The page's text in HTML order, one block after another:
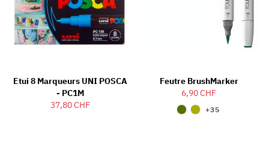
Etui 8 Marqueurs UNI POSCA
- PC1M
37,80 CHF
Feutre BrushMarker
6,90 CHF
+35